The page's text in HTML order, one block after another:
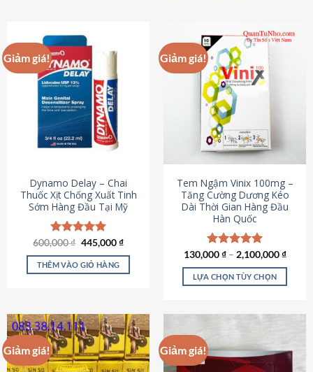
Giảm giá!
Dynamo Delay – Chai
Thuốc Xịt Chống Xuất Tinh
Sớm Hàng Đầu Tại Mỹ
Được xếp
hạng5.00
5 sao
600,000₫ Giá
là:
600,000 ₫.
445,000₫Giá
tại
THÊM VÀO GIỎ HÀNG
Giảm giá!
Tem Ngậm Vinix 100mg –
Tăng Cường Dương Kéo
Dài Thời Gian Hàng Đầu
Hàn Quốc
Được xếp
hạng5.00
5 sao
130,000₫– 2,100,000₫
LỰA CHỌN TÙY CHỌN
nhiều
biến
Giảm giá! Giảm giá!